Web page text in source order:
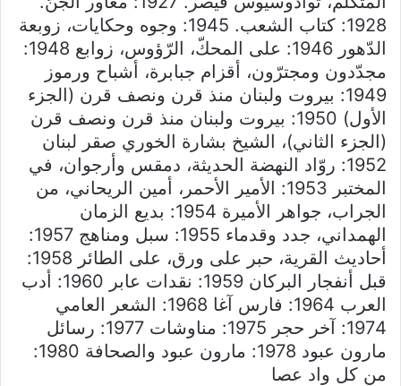
1928: كتاب الشعب. 1945: وجوه وحكايات، زوبعة
الدّهور 1946: على المحكّ، الرّؤوس، زوابع 1948:
مجدّدون ومجترّون، أقزام جبابرة، أشباح ورموز
1949: بيروت ولبنان منذ قرن ونصف قرن (الجزء
الأول) 1950: بيروت ولبنان منذ قرن ونصف قرن
(الجزء الثاني)، الشيخ بشارة الخوري صقر لبنان
1952: روّاد النهضة الحديثة، دمقس وأرجوان، في
المختبر 1953: الأمير الأحمر، أمين الريحاني، من
الجراب، جواهر الأميرة 1954: بديع الزمان
الهمداني، جدد وقدماء 1955: سبل ومناهج 1957:
أحاديث القرية، حبر على ورق، على الطائر 1958:
قبل أنفجار البركان 1959: نقدات عابر 1960: أدب
العرب 1964: فارس آغا 1968: الشعر العامي
1974: آخر حجر 1975: مناوشات 1977: رسائل
مارون عبود 1978: مارون عبود والصحافة 1980:
من كل واد عصا